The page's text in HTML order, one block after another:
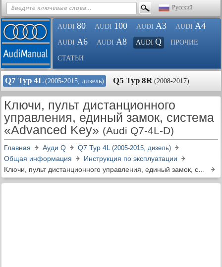
Русский
AUDI 80 AUDI 100 AUDI A3 AUDI A4
AUDI A6 AUDI A8 AUDI Q ПРОЧИЕ
СТАТЬИ
Q7 Typ 4L (2005-2015, дизель) Q5 Typ 8R (2008-2017)
Ключи, пульт дистанционного
управления, единый замок, система
«Advanced Key» (Audi Q7-4L-D)
Главная Ауди Q Q7 Typ 4L (2005-2015, дизель)
Общая информация
Инструкция по эксплуатации